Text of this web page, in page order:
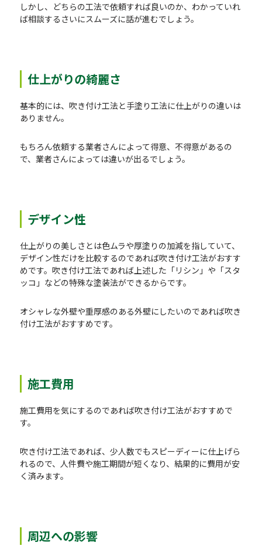
しかし、どちらの工法で依頼すれば良いのか、わかっていれ
ば相談するさいにスムーズに話が進むでしょう。
仕上がりの綺麗さ
基本的には、吹き付け工法と手塗り工法に仕上がりの違いは
ありません。
もちろん依頼する業者さんによって得意、不得意があるの
で、業者さんによっては違いが出るでしょう。
デザイン性
仕上がりの美しさとは色ムラや厚塗りの加減を指していて、
デザイン性だけを比較するのであれば吹き付け工法がおすす
めです。吹き付け工法であれば上述した「リシン」や「スタ
ッコ」などの特殊な塗装法ができるからです。
オシャレな外壁や重厚感のある外壁にしたいのであれば吹き
付け工法がおすすめです。
施工費用
施工費用を気にするのであれば吹き付け工法がおすすめで
す。
吹き付け工法であれば、少人数でもスピーディーに仕上げら
れるので、人件費や施工期間が短くなり、結果的に費用が安
く済みます。
周辺への影響